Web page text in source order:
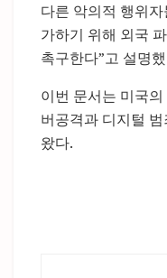
다른 악의적 행위
가하기 위해 외국
촉구한다”고 설명
이번 문서는 미국
버공격과 디지털
왔다.